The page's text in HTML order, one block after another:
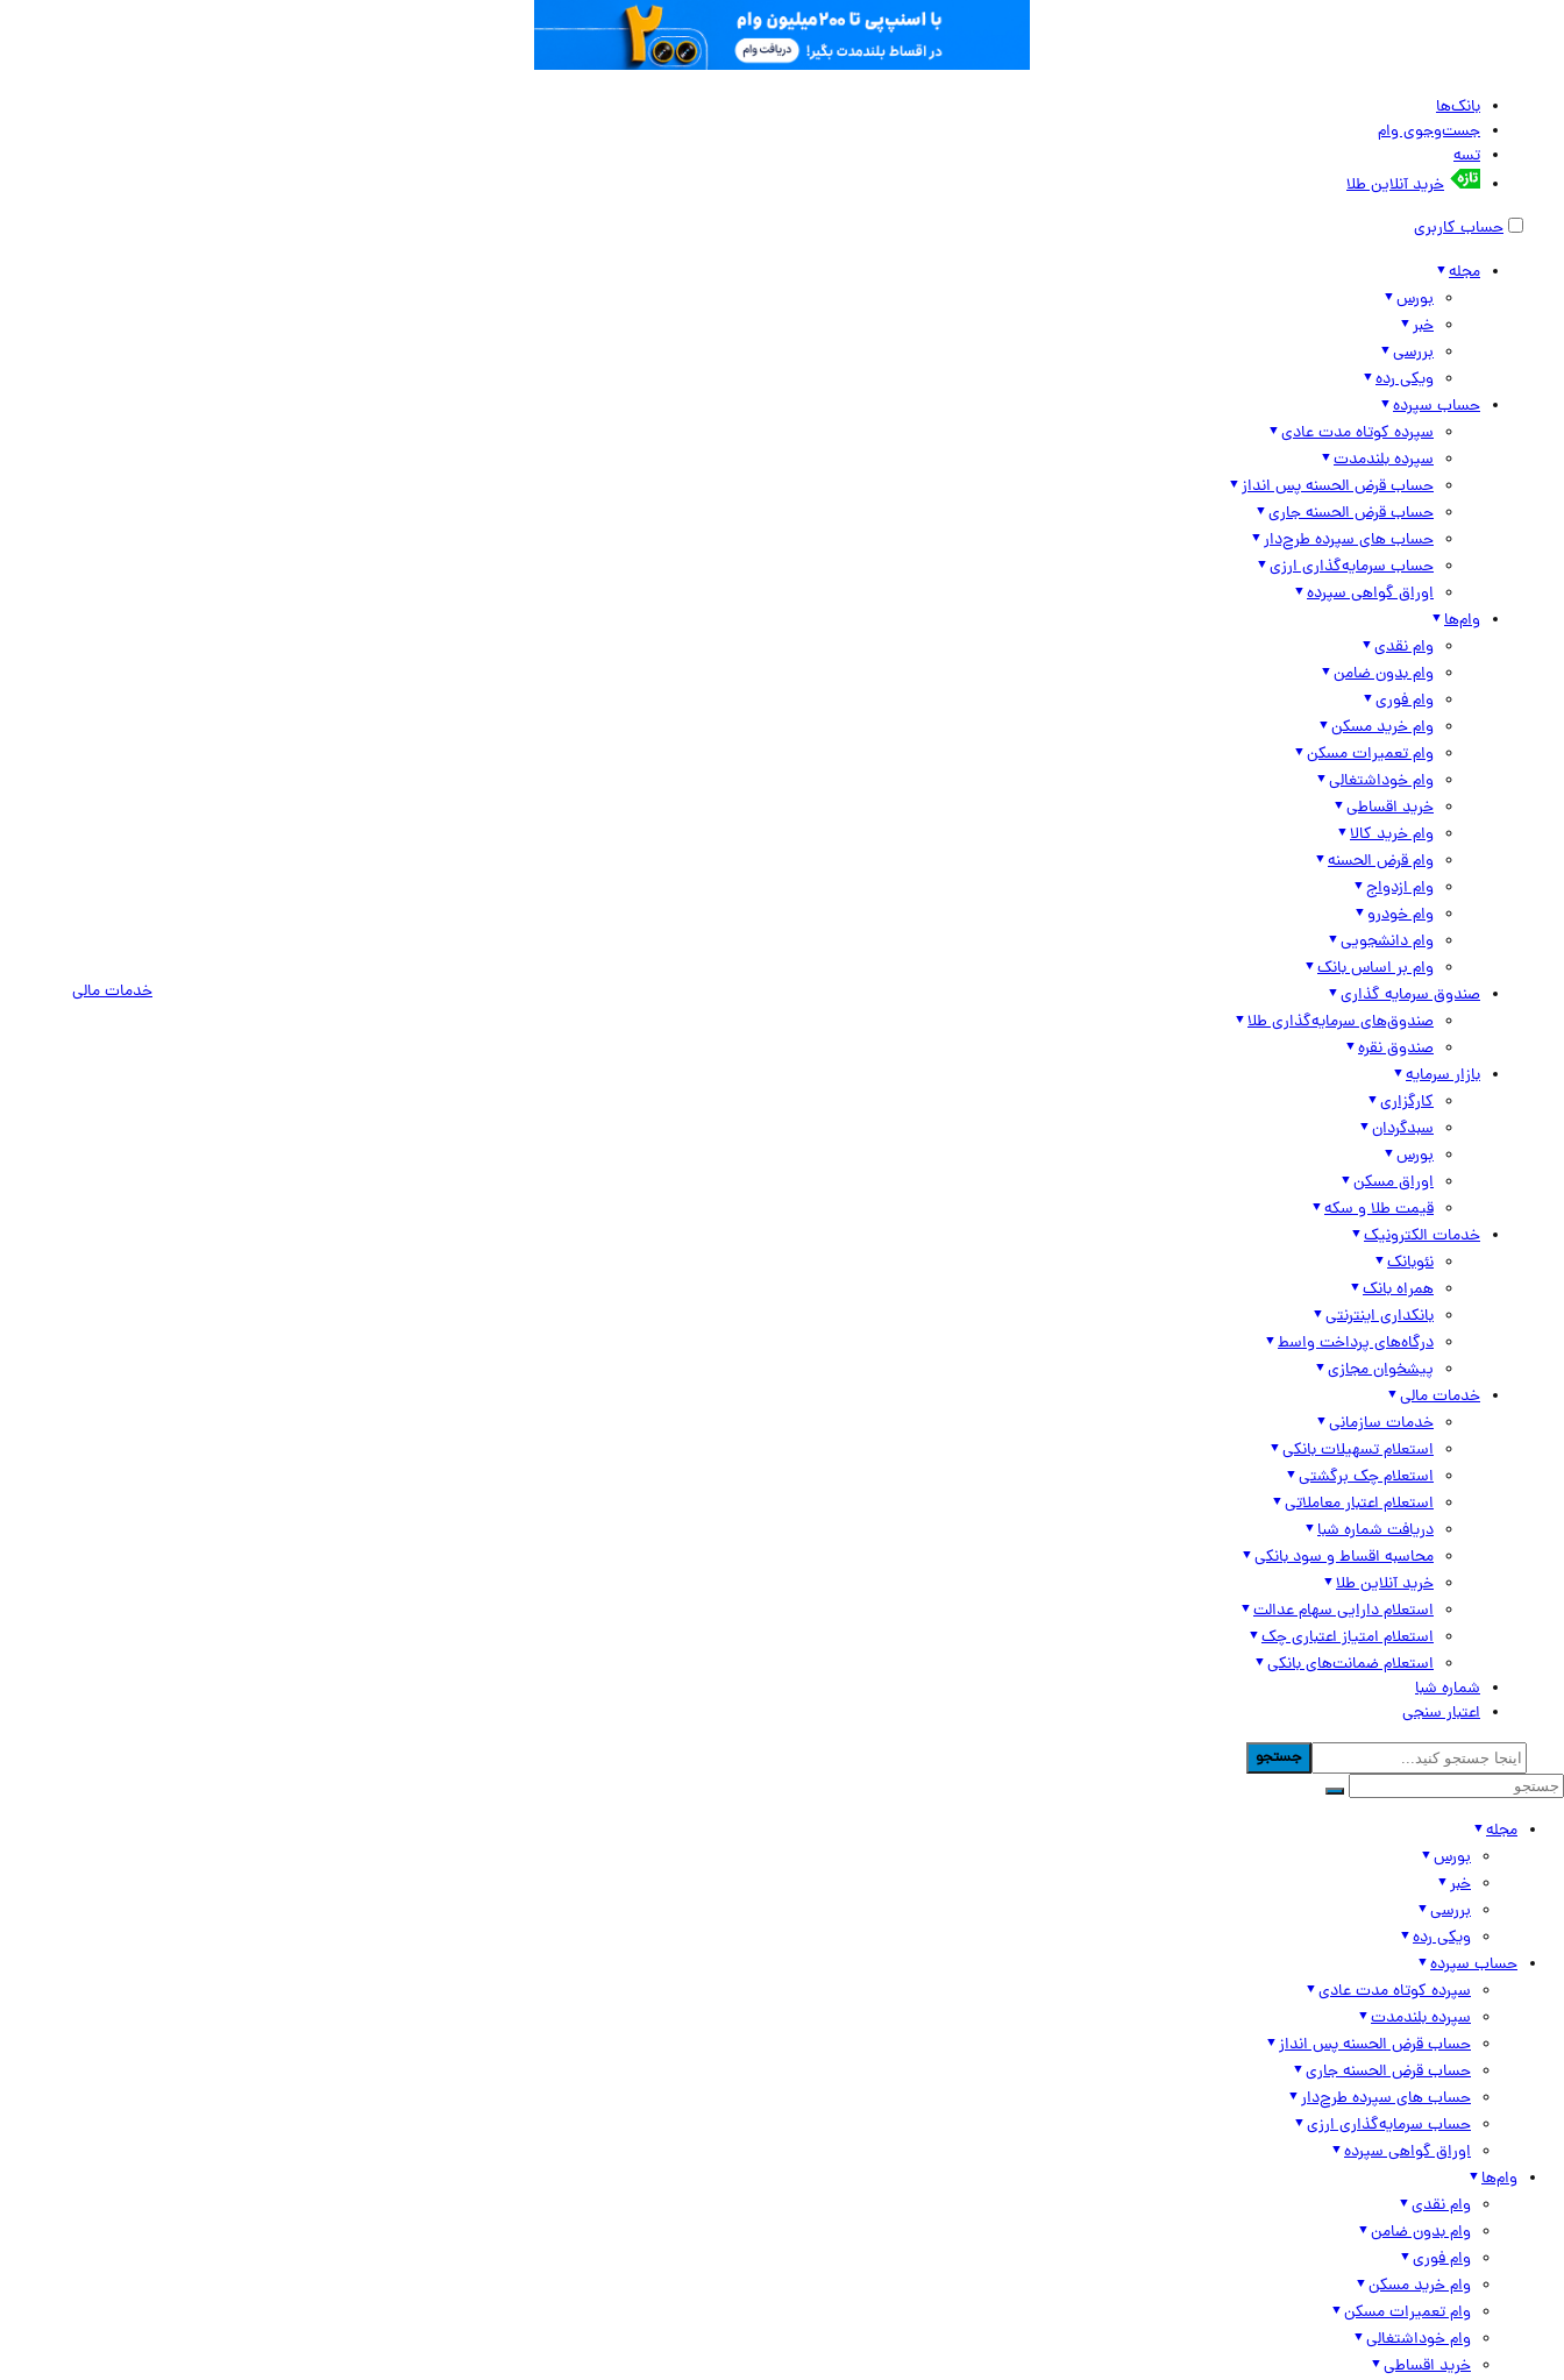
بانک‌ها
جست‌وجوی وام
تسه
خرید آنلاین طلا
حساب کاربری
مجله
بورس
خبر
بررسی
ویکی رده
حساب سپرده
سپرده کوتاه مدت عادی
سپرده بلندمدت
حساب قرض الحسنه پس انداز
حساب قرض الحسنه جاری
حساب های سپرده طرح‌دار
حساب سرمایه‌گذاری ارزی
اوراق گواهی سپرده
وام‌ها
وام نقدی
وام بدون ضامن
وام فوری
وام خرید مسکن
وام تعمیرات مسکن
وام خوداشتغالی
خرید اقساطی
وام خرید کالا
وام قرض الحسنه
وام ازدواج
وام خودرو
وام دانشجویی
وام بر اساس بانک
صندوق سرمایه گذاری
صندوق‌های سرمایه‌گذاری طلا
صندوق نقره
بازار سرمایه
کارگزاری
سبدگردان
بورس
اوراق مسکن
قیمت طلا و سکه
خدمات الکترونیک
نئوبانک
همراه بانک
بانکداری اینترنتی
درگاه‌های پرداخت واسط
پیشخوان مجازی
خدمات مالی
خدمات سازمانی
استعلام تسهیلات بانکی
استعلام چک برگشتی
استعلام اعتبار معاملاتی
دریافت شماره شبا
محاسبه اقساط و سود بانکی
خرید آنلاین طلا
استعلام دارایی سهام عدالت
استعلام امتیاز اعتباری چک
استعلام ضمانت‌های بانکی
شماره شبا
اعتبار سنجی
خدمات مالی
جستجو
مجله
بورس
خبر
بررسی
ویکی رده
حساب سپرده
سپرده کوتاه مدت عادی
سپرده بلندمدت
حساب قرض الحسنه پس انداز
حساب قرض الحسنه جاری
حساب های سپرده طرح‌دار
حساب سرمایه‌گذاری ارزی
اوراق گواهی سپرده
وام‌ها
وام نقدی
وام بدون ضامن
وام فوری
وام خرید مسکن
وام تعمیرات مسکن
وام خوداشتغالی
خرید اقساطی